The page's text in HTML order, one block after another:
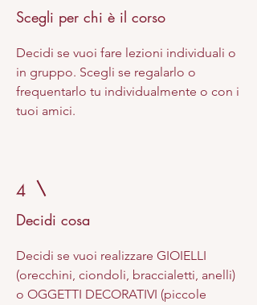
Scegli per chi è il corso
Decidi se vuoi fare lezioni individuali o
in gruppo. Scegli se regalarlo o
frequentarlo tu individualmente o con i
tuoi amici.
4
Decidi cosa
Decidi se vuoi realizzare GIOIELLI
(orecchini, ciondoli, braccialetti, anelli)
o OGGETTI DECORATIVI (piccole